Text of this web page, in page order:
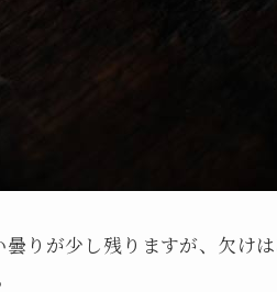
りが少し残りますが、欠け